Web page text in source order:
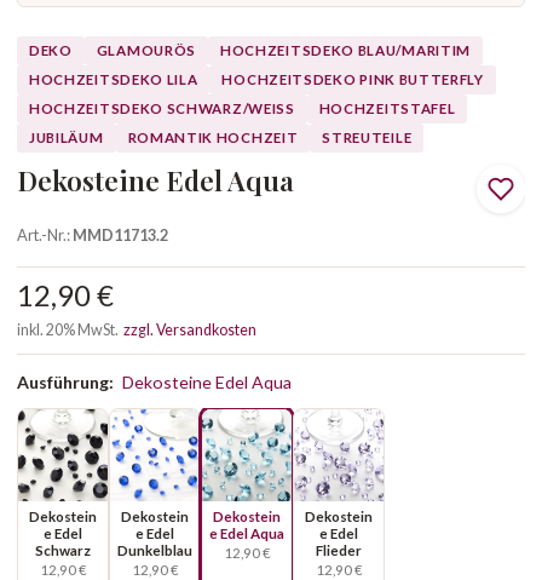
DEKO GLAMOURÖS
HOCHZEITSDEKO BLAU/MARITIM
HOCHZEITSDEKO LILA
HOCHZEITSDEKO PINK BUTTERFLY
HOCHZEITSDEKO SCHWARZ/WEISS
HOCHZEITSTAFEL
JUBILÄUM
ROMANTIK HOCHZEIT STREUTEILE
Dekosteine Edel Aqua
Art.-Nr.:MMD11713.2
12,90 €
inkl. 20% MwSt. zzgl. Versandkosten
Ausführung: Dekosteine Edel Aqua
Dekostein
e Edel
Schwarz
12,90 €
Dekostein
e Edel
Dunkelblau
12,90 €
Dekostein
e Edel Aqua
12,90 €
Dekostein
e Edel
Flieder
12,90 €